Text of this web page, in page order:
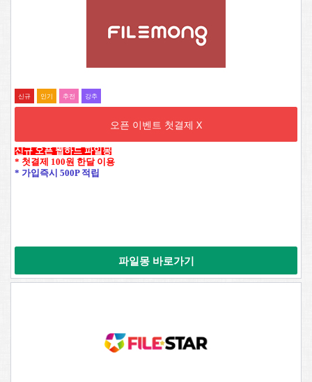
신규 인기 추전 강추
오픈 이벤트 첫결제 X
신규 오픈 웹하드 파일몽
* 첫결제 100원 한달 이용
* 가입즉시 500P 적립
파일몽 바로가기